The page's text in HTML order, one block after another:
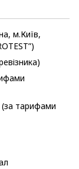
м.Київ,
тарифами